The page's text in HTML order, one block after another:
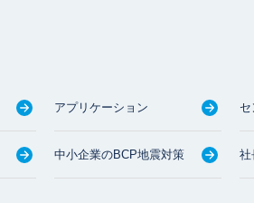
アプリケーション
中小企業のBCP地震対策 社